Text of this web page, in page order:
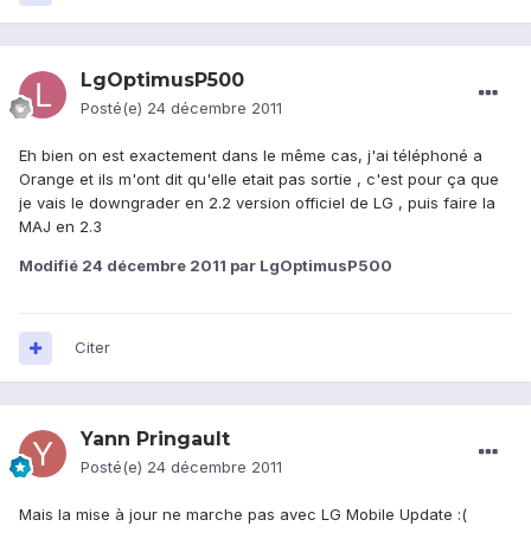
LgOptimusP500
Posté(e) 24 décembre 2011
Eh bien on est exactement dans le même cas, j'ai téléphoné a
Orange et ils m'ont dit qu'elle etait pas sortie , c'est pour ça que
je vais le downgrader en 2.2 version officiel de LG , puis faire la
MAJ en 2.3
Modifié 24 décembre 2011 par LgOptimusP500
Citer
Yann Pringault
Posté(e) 24 décembre 2011
Mais la mise à jour ne marche pas avec LG Mobile Update :(